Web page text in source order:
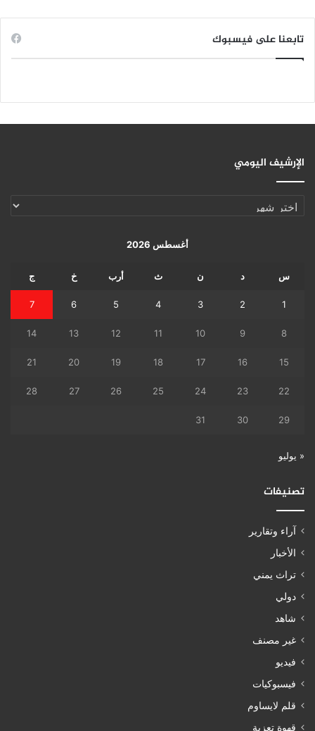
تابعنا على فيسبوك
الإرشيف اليومي
الإرشيف
أغسطس 2026
س د ن ث أرب خ ج
1
2
3
4
5
6
7
8
9
10
11
12
13
14
15
16
17
18
19
20
21
22
23
24
25
26
27
28
29
30
31
« يوليو
تصنيفات
آراء وتقارير
الأخبار
تراث يمني
دولي
شاهد
غير مصنف
فيديو
فيسبوكيات
قلم لايساوم
قهوة تعزية